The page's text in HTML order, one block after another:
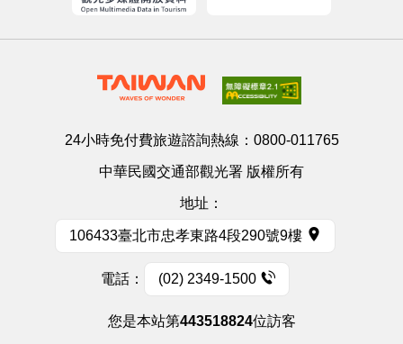
24小時免付費旅遊諮詢熱線： 0800-011765
中華民國交通部觀光署 版權所有
地址：
106433臺北市忠孝東路4段290號9樓
電話： (02) 2349-1500
您是本站第443518824位訪客